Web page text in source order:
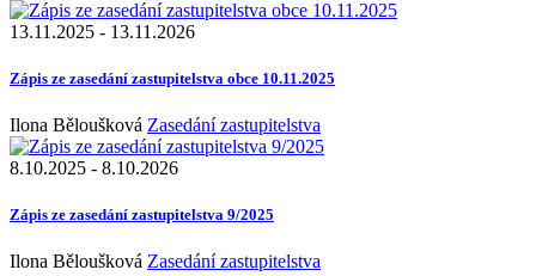
13.11.2025 - 13.11.2026
Zápis ze zasedání zastupitelstva obce 10.11.2025
Ilona Běloušková Zasedání zastupitelstva
8.10.2025 - 8.10.2026
Zápis ze zasedání zastupitelstva 9/2025
Ilona Běloušková Zasedání zastupitelstva